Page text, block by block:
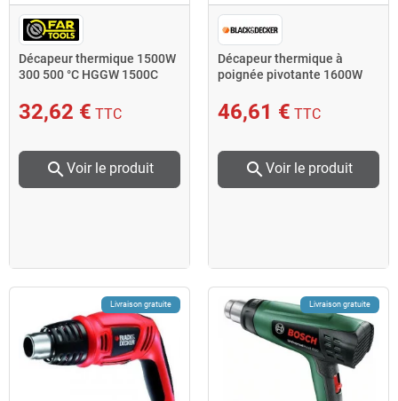
Décapeur thermique 1500W
300 500 °C HGGW 1500C
32,62 € TTC
search Voir le produit
Décapeur thermique à
poignée pivotante 1600W
and Decker
46,61 € TTC
search Voir le produit
Livraison gratuite Livraison gratuite